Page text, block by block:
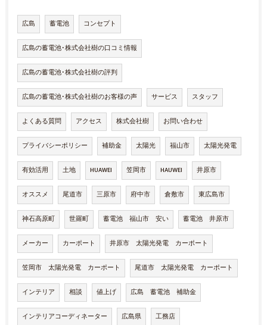
広島 蓄電池 コンセプト
広島の蓄電池･株式会社樹の口コミ情報
広島の蓄電池･株式会社樹の評判
広島の蓄電池･株式会社樹のお客様の声 サービス スタッフ
よくある質問 アクセス 株式会社樹 お問い合わせ
プライバシーポリシー 補助金 太陽光 福山市 太陽光発電
有効活用 土地 HUAWEI 笠岡市 HAUWEI 井原市
オススメ 尾道市 三原市 府中市 倉敷市 東広島市
神石高原町 世羅町 蓄電池 福山市 安い 蓄電池 井原市
メーカー カーポート 井原市 太陽光発電 カーポート
笠岡市 太陽光発電 カーポート 尾道市 太陽光発電 カーポート
インテリア 相談 値上げ 広島 蓄電池 補助金
インテリアコーディネーター 広島県 工務店